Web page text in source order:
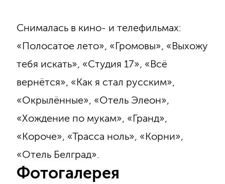
Снималась в кино- и телефильмах:
«Полосатое лето», «Громовы», «Выхожу
тебя искать», «Студия 17», «Всё
вернётся», «Как я стал русским»,
«Окрылённые», «Отель Элеон»,
«Хождение по мукам», «Гранд»,
«Короче», «Трасса ноль», «Корни»,
«Отель Белград».
Фотогалерея